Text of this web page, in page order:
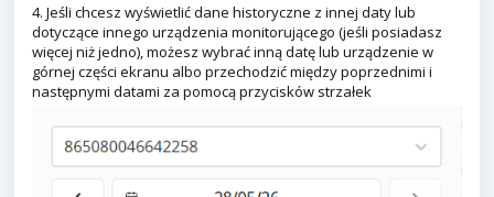
4. Jeśli chcesz wyświetlić dane historyczne z innej daty lub
dotyczące innego urządzenia monitorującego (jeśli posiadasz
więcej niż jedno), możesz wybrać inną datę lub urządzenie w
górnej części ekranu albo przechodzić między poprzednimi i
następnymi datami za pomocą przycisków strzałek